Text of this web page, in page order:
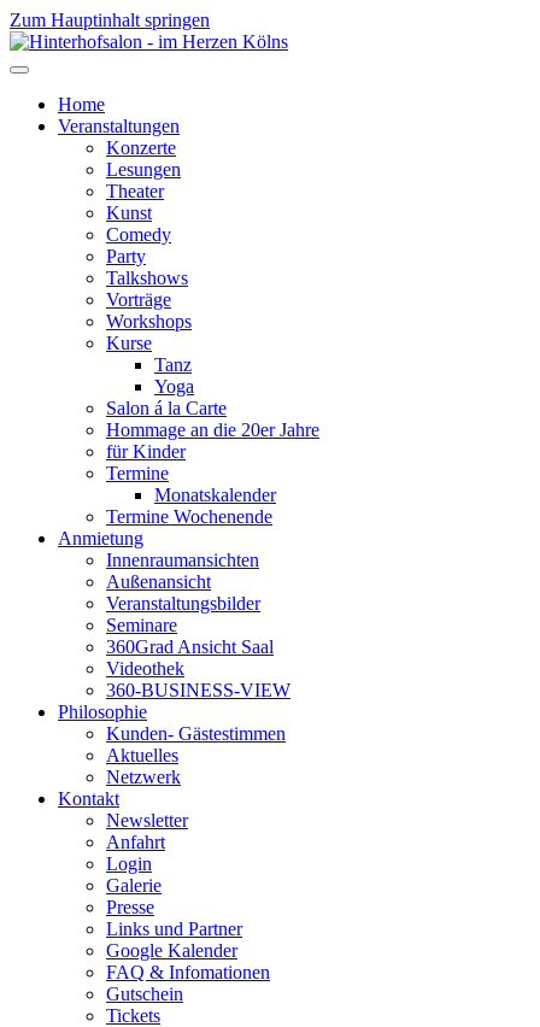
Zum Hauptinhalt springen
Home
Veranstaltungen
Konzerte
Lesungen
Theater
Kunst
Comedy
Party
Talkshows
Vorträge
Workshops
Kurse
Tanz
Yoga
Salon á la Carte
Hommage an die 20er Jahre
für Kinder
Termine
Monatskalender
Termine Wochenende
Anmietung
Innenraumansichten
Außenansicht
Veranstaltungsbilder
Seminare
360Grad Ansicht Saal
Videothek
360-BUSINESS-VIEW
Philosophie
Kunden- Gästestimmen
Aktuelles
Netzwerk
Kontakt
Newsletter
Anfahrt
Login
Galerie
Presse
Links und Partner
Google Kalender
FAQ & Infomationen
Gutschein
Tickets